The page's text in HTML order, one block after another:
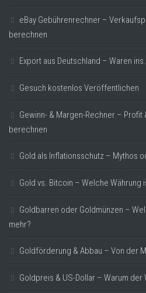
eBay Gebührenrechner –
berechnen
Export aus Deutschland – Waren
Gesuch kostenlos Veröffentlichen
Gewinn- & Margen-Rechner –
berechnen
Gold als Inflationsschutz – Mythos
Gold vs. Bitcoin – Welche Währung
Goldbarren oder Goldmünzen –
mehr?
Goldförderung & Abbau – Von der
Goldpreis & US-Dollar – Warum